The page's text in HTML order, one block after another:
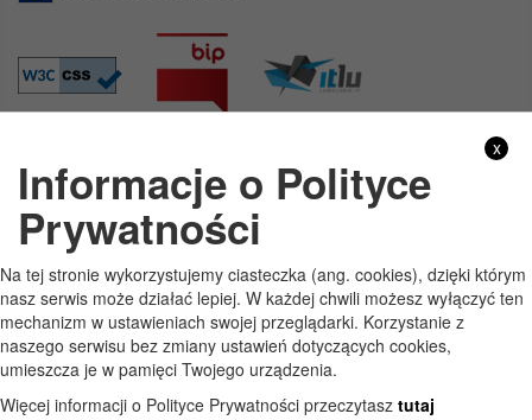
GODZINY PRACY
Pon 7:30 - 15:30
Wt 7:30 - 15:30
Śr 7:30 - 15:30
x
Informacje o Polityce
Prywatności
Na tej stronie wykorzystujemy ciasteczka (ang. cookies), dzięki którym
nasz serwis może działać lepiej. W każdej chwili możesz wyłączyć ten
mechanizm w ustawieniach swojej przeglądarki. Korzystanie z
naszego serwisu bez zmiany ustawień dotyczących cookies,
umieszcza je w pamięci Twojego urządzenia.
Więcej informacji o Polityce Prywatności przeczytasz tutaj